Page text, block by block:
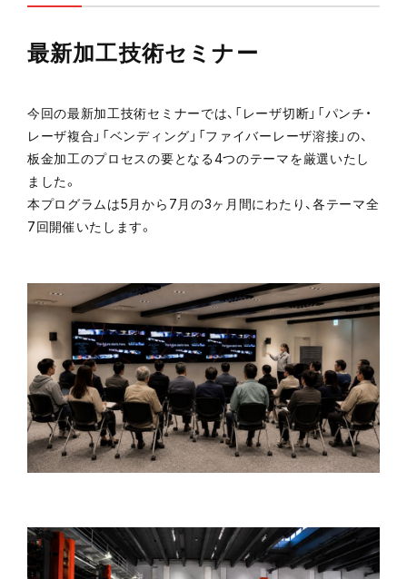
最新加工技術セミナー
今回の最新加工技術セミナーでは、「レーザ切断」「パンチ・
レーザ複合」「ベンディング」「ファイバーレーザ溶接」の、
板金加工のプロセスの要となる4つのテーマを厳選いたし
ました。
本プログラムは5月から7月の3ヶ月間にわたり、各テーマ全
7回開催いたします。